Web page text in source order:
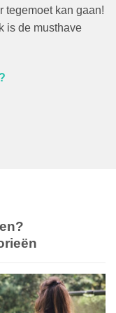
tegemoet kan gaan!
is de musthave